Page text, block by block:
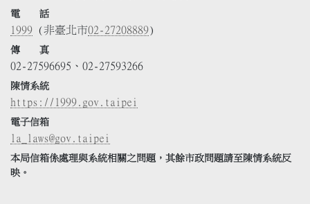
電 話
1999 (非臺北市02-27208889)
傳 真
02-27596695、02-27593266
陳情系統
https://1999.gov.taipei
電子信箱
la_laws@gov.taipei
本局信箱係處理與系統相關之問題，其餘市政問題請至陳情系統反
映。